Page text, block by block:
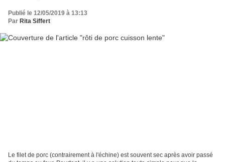
Publié le 12/05/2019 à 13:13
Par Rita Siffert
Le filet de porc (contrairement à l'échine) est souvent sec après avoir passé